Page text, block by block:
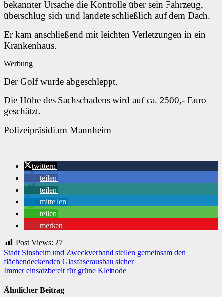
bekannter Ursache die Kontrolle über sein Fahrzeug,
überschlug sich und landete schließlich auf dem Dach.
Er kam anschließend mit leichten Verletzungen in ein
Krankenhaus.
Werbung
Der Golf wurde abgeschleppt.
Die Höhe des Sachschadens wird auf ca. 2500,- Euro
geschätzt.
Polizeipräsidium Mannheim
twittern
teilen
teilen
mitteilen
teilen
merken
Post Views: 27
Beitragsnavigation
Stadt Sinsheim und Zweckverband stellen gemeinsam den
flächendeckenden Glasfaserausbau sicher
Immer einsatzbereit für grüne Kleinode
Ähnlicher Beitrag